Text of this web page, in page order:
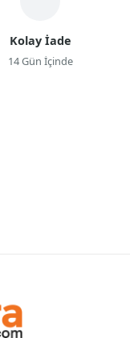
Kolay İade
14 Gün İçinde